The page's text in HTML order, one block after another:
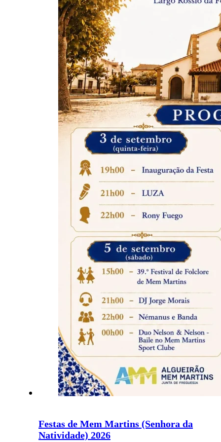
Festas de Mem Martins (Senhora da
Natividade) 2026